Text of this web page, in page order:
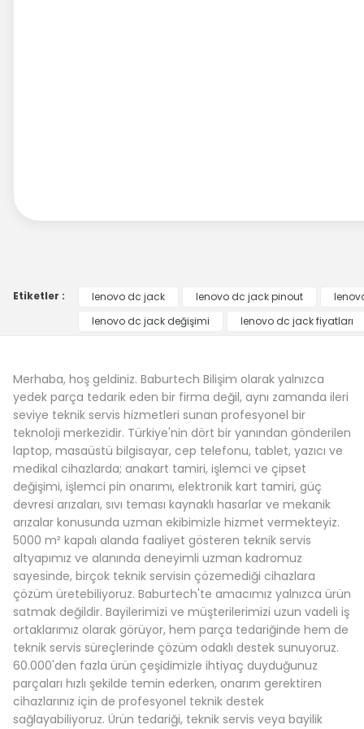
Etiketler : lenovo dc jack lenovo dc jack pinout
lenovo dc jack değişimi
lenovo dc jack fiyatları
Merhaba, hoş geldiniz. Baburtech Bilişim olarak yalnızca
yedek parça tedarik eden bir firma değil, aynı zamanda ileri
seviye teknik servis hizmetleri sunan profesyonel bir
teknoloji merkezidir. Türkiye'nin dört bir yanından gönderilen
laptop, masaüstü bilgisayar, cep telefonu, tablet, yazıcı ve
medikal cihazlarda; anakart tamiri, işlemci ve çipset
değişimi, işlemci pin onarımı, elektronik kart tamiri, güç
devresi arızaları, sıvı teması kaynaklı hasarlar ve mekanik
arızalar konusunda uzman ekibimizle hizmet vermekteyiz.
5000 m² kapalı alanda faaliyet gösteren teknik servis
altyapımız ve alanında deneyimli uzman kadromuz
sayesinde, birçok teknik servisin çözemediği cihazlara
çözüm üretebiliyoruz. Baburtech'te amacımız yalnızca ürün
satmak değildir. Bayilerimizi ve müşterilerimizi uzun vadeli iş
ortaklarımız olarak görüyor, hem parça tedariğinde hem de
teknik servis süreçlerinde çözüm odaklı destek sunuyoruz.
60.000'den fazla ürün çeşidimizle ihtiyaç duyduğunuz
parçaları hızlı şekilde temin ederken, onarım gerektiren
cihazlarınız için de profesyonel teknik destek
sağlayabiliyoruz. Ürün tedariği, teknik servis veya bayilik